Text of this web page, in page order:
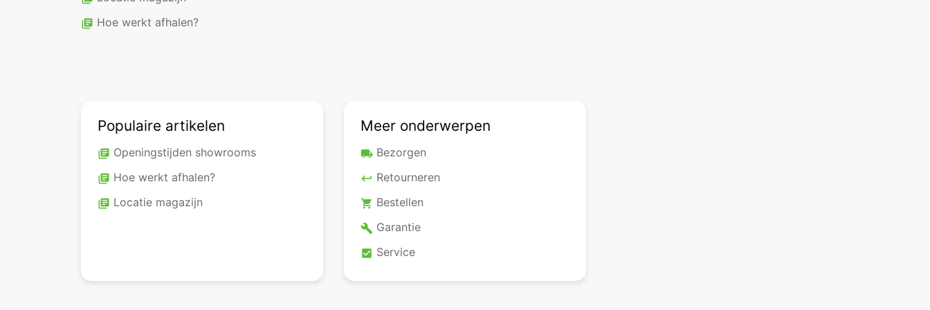
library_books Hoe werkt afhalen?
Populaire artikelen
library_books Openingstijden showrooms
library_books Hoe werkt afhalen?
library_books Locatie magazijn
Meer onderwerpen
local_shipping Bezorgen
keyboard_return Retourneren
shopping_cart Bestellen
build Garantie
check_box Service